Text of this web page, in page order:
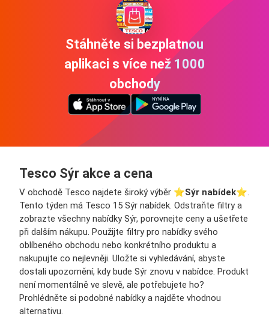
Stáhněte si bezplatnou
aplikaci s více než 1000
obchody
Tesco Sýr akce a cena
V obchodě Tesco najdete široký výběr ⭐️Sýr nabídek⭐️.
Tento týden má Tesco 15 Sýr nabídek. Odstraňte filtry a
zobrazte všechny nabídky Sýr, porovnejte ceny a ušetřete
při dalším nákupu. Použijte filtry pro nabídky svého
oblíbeného obchodu nebo konkrétního produktu a
nakupujte co nejlevněji. Uložte si vyhledávání, abyste
dostali upozornění, kdy bude Sýr znovu v nabídce. Produkt
není momentálně ve slevě, ale potřebujete ho?
Prohlédněte si podobné nabídky a najděte vhodnou
alternativu.